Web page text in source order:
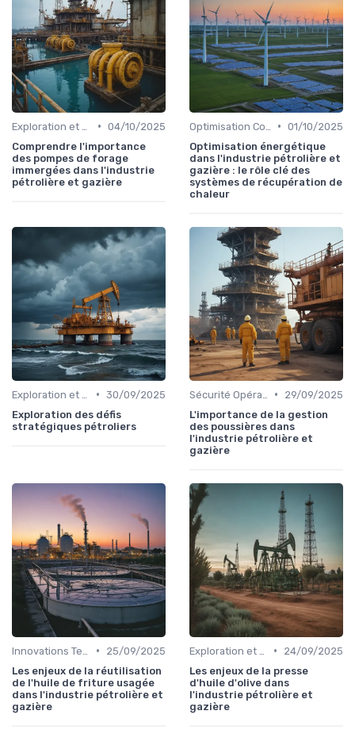
• 04/10/2025
Comprendre l'importance
des pompes de forage
immergées dans l'industrie
pétrolière et gazière
• 01/10/2025
Optimisation énergétique
dans l'industrie pétrolière et
gazière : le rôle clé des
systèmes de récupération de
chaleur
• 30/09/2025
Exploration des défis
stratégiques pétroliers
•
29/09/2025
L'importance de la gestion
des poussières dans
l'industrie pétrolière et
gazière
•
25/09/2025
Les enjeux de la réutilisation
de l'huile de friture usagée
dans l'industrie pétrolière et
gazière
•
24/09/2025
Les enjeux de la presse
d'huile d'olive dans
l'industrie pétrolière et
gazière